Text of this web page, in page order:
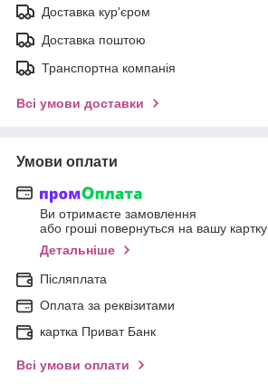
Доставка кур'єром
Доставка поштою
Транспортна компанія
Всі умови доставки
Умови оплати
Ви отримаєте замовлення
або гроші повернуться на вашу картку
Детальніше
Післяплата
Оплата за реквізитами
картка Приват Банк
Всі умови оплати